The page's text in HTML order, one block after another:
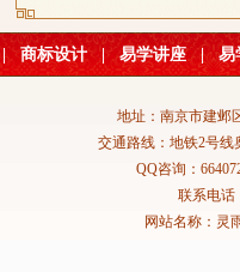
| 商标设计 | 易学讲座 | 易
地址：南京市建邺
交通路线：地铁2号线
QQ咨询：
联系电话
网站名称：灵